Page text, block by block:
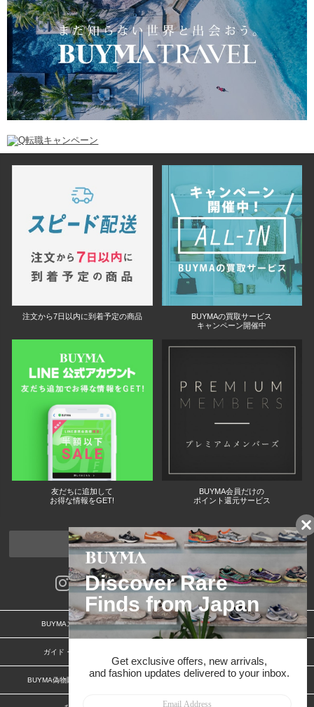
注文から7日以内に到着予定の商品
BUYMAの買取サービス
キャンペーン開催中
友だちに追加して
お得な情報をGET!
BUYMA会員だけの
ポイント還元サービス
ページトップへ
BUYMAスタートガイド 安心への取り組み
ガイド・お問い合わせ
BUYMA偽物販売防止の取り組み BUYMA CARD